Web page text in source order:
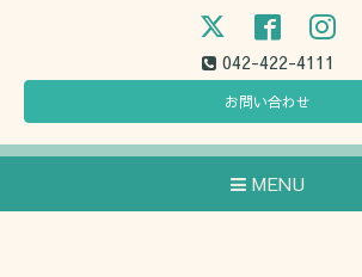
042-422-4111
お問い合わせ
MENU